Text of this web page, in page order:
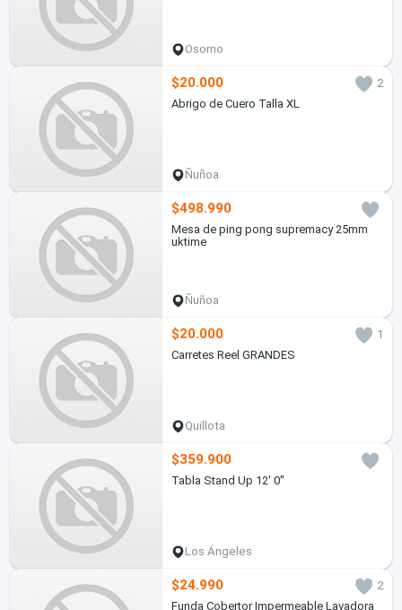
Osorno
$20.000
2
Abrigo de Cuero Talla XL
Ñuñoa
$498.990
Mesa de ping pong supremacy 25mm
uktime
Ñuñoa
$20.000
1
Carretes Reel GRANDES
Quillota
$359.900
Tabla Stand Up 12' 0''
Los Ángeles
$24.990
2
Funda Cobertor Impermeable Lavadora